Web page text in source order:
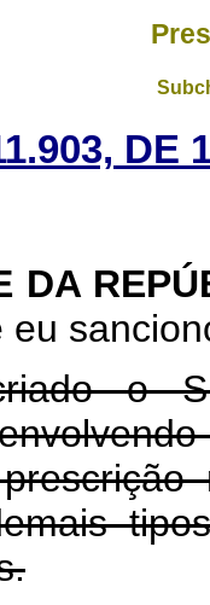
DE
DA
eu
o